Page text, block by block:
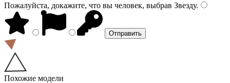
Пожалуйста, докажите, что вы человек, выбрав Звезду.
Похожие модели